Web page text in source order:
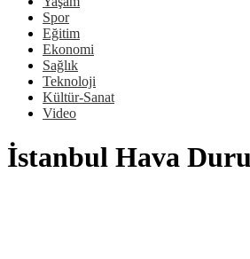
Spor
Eğitim
Ekonomi
Sağlık
Teknoloji
Kültür-Sanat
Video
İstanbul Hava